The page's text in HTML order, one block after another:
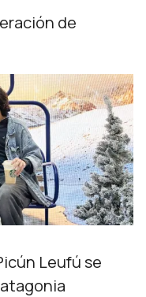
de
Leufú se